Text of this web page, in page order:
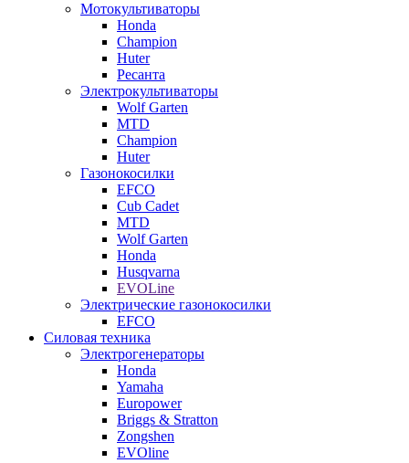
Мотокультиваторы
Honda
Champion
Huter
Ресанта
Электрокультиваторы
Wolf Garten
MTD
Champion
Huter
Газонокосилки
EFCO
Cub Cadet
MTD
Wolf Garten
Honda
Husqvarna
EVOLine
Электрические газонокосилки
EFCO
Силовая техника
Электрогенераторы
Honda
Yamaha
Europower
Briggs & Stratton
Zongshen
EVOline